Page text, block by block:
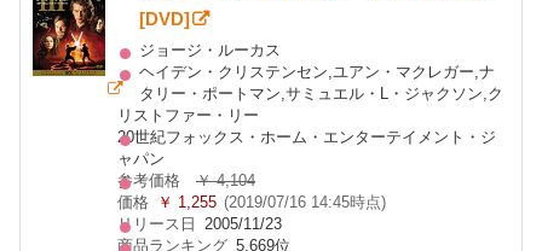
[DVD]
ジョージ・ルーカス
ヘイデン・クリステンセン,ユアン・マクレガー,ナ
タリー・ポートマン,サミュエル・L・ジャクソン,ク
リストファー・リー
20世紀フォックス・ホーム・エンターテイメント・ジ
ャパン
参考価格
￥ 4,104
価格
￥ 1,255 (2019/07/16 14:45時点)
リリース日
2005/11/23
商品ランキング 5,669位